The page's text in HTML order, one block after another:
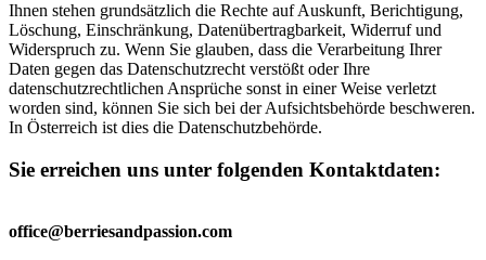
Ihnen stehen grundsätzlich die Rechte auf Auskunft, Berichtigung,
Löschung, Einschränkung, Datenübertragbarkeit, Widerruf und
Widerspruch zu. Wenn Sie glauben, dass die Verarbeitung Ihrer
Daten gegen das Datenschutzrecht verstößt oder Ihre
datenschutzrechtlichen Ansprüche sonst in einer Weise verletzt
worden sind, können Sie sich bei der Aufsichtsbehörde beschweren.
In Österreich ist dies die Datenschutzbehörde.
Sie erreichen uns unter folgenden Kontaktdaten:
office@berriesandpassion.com